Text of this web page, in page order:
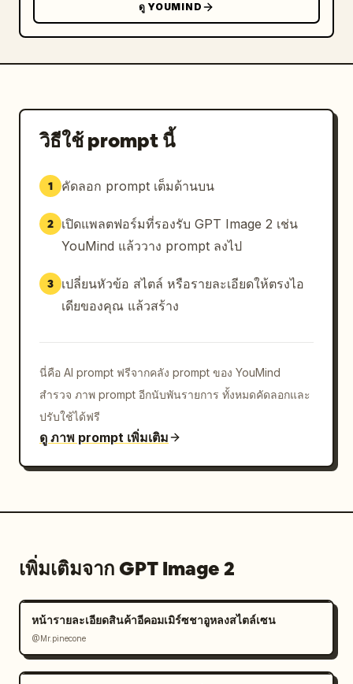
ดู YOUMIND
วิธีใช้ prompt นี้
1 คัดลอก prompt เต็มด้านบน
2
เปิดแพลตฟอร์มที่รองรับ GPT Image 2 เช่น
YouMind แล้ววาง prompt ลงไป
3
เปลี่ยนหัวข้อ สไตล์ หรือรายละเอียดให้ตรงไอ
เดียของคุณ แล้วสร้าง
นี่คือ AI prompt ฟรีจากคลัง prompt ของ YouMind
สำรวจ ภาพ prompt อีกนับพันรายการ ทั้งหมดคัดลอกและ
ปรับใช้ได้ฟรี
ดู ภาพ prompt เพิ่มเติม
เพิ่มเติมจาก GPT Image 2
หน้ารายละเอียดสินค้าอีคอมเมิร์ซชาอูหลงสไตล์เซน
@Mr.pinecone